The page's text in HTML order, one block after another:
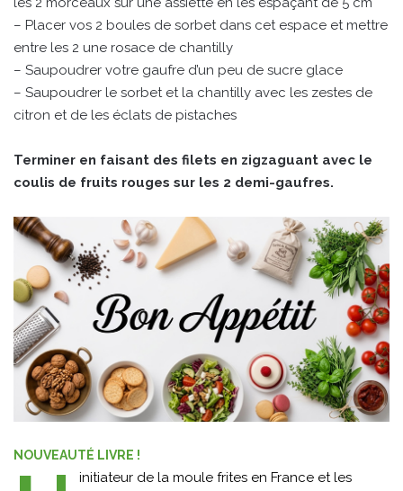
– Placer vos 2 boules de sorbet dans cet espace et mettre
entre les 2 une rosace de chantilly
– Saupoudrer votre gaufre d’un peu de sucre glace
– Saupoudrer le sorbet et la chantilly avec les zestes de
citron et de les éclats de pistaches
Terminer en faisant des filets en zigzaguant avec le
coulis de fruits rouges sur les 2 demi-gaufres.
NOUVEAUTÉ LIVRE !
initiateur de la moule frites en France et les